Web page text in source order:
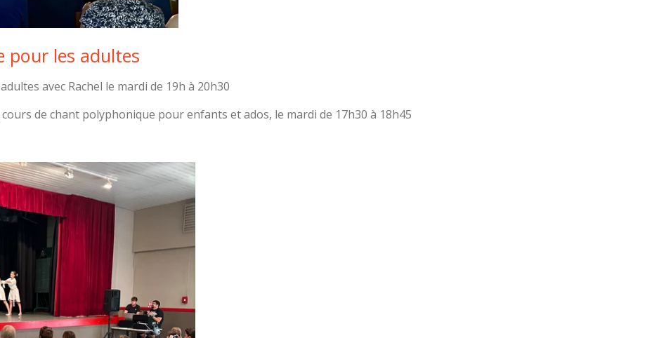
pour les adultes
avec Rachel le mardi de 19h à 20h30
de chant polyphonique pour enfants et ados, le mardi de 17h30 à 18h45